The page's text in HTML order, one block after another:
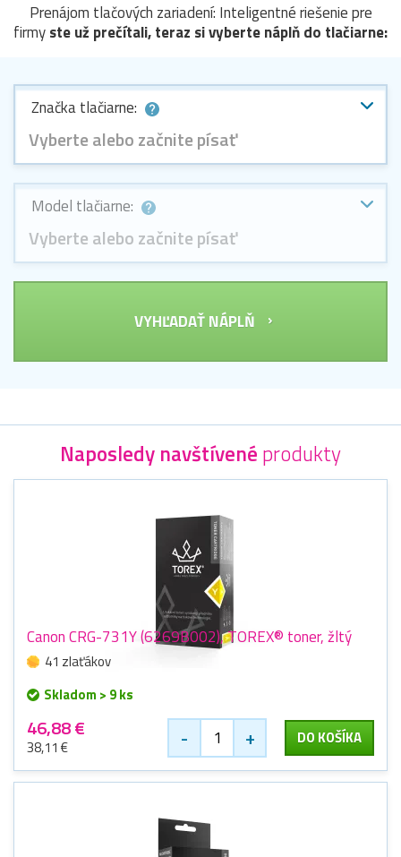
Prenájom tlačových zariadení: Inteligentné riešenie pre
firmyste už prečítali, teraz si vyberte náplň do tlačiarne:
Značka tlačiarne:
Vyberte alebo začnite písať
Model tlačiarne:
Vyberte alebo začnite písať
VYHĽADAŤ NÁPLŇ
Naposledy navštívené produkty
Canon CRG-731Y (6269B002), TOREX® toner, žltý
41 zlaťákov
Skladom > 9 ks
46,88 €
38,11 € - + DO KOŠÍKA